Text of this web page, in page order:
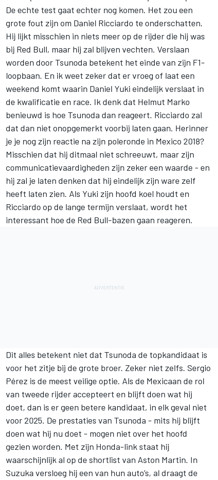
De echte test gaat echter nog komen. Het zou een
grote fout zijn om Daniel Ricciardo te onderschatten.
Hij lijkt misschien in niets meer op de rijder die hij was
bij Red Bull, maar hij zal blijven vechten. Verslaan
worden door Tsunoda betekent het einde van zijn F1-
loopbaan. En ik weet zeker dat er vroeg of laat een
weekend komt waarin Daniel Yuki eindelijk verslaat in
de kwalificatie en race. Ik denk dat Helmut Marko
benieuwd is hoe Tsunoda dan reageert. Ricciardo zal
dat dan niet onopgemerkt voorbij laten gaan. Herinner
je je nog zijn reactie na zijn poleronde in Mexico 2018?
Misschien dat hij ditmaal niet schreeuwt, maar zijn
communicatievaardigheden zijn zeker een waarde - en
hij zal je laten denken dat hij eindelijk zijn ware zelf
heeft laten zien. Als Yuki zijn hoofd koel houdt en
Ricciardo op de lange termijn verslaat, wordt het
interessant hoe de Red Bull-bazen gaan reageren.
Dit alles betekent niet dat Tsunoda de topkandidaat is
voor het zitje bij de grote broer. Zeker niet zelfs. Sergio
Pérez is de meest veilige optie. Als de Mexicaan de rol
van tweede rijder accepteert en blijft doen wat hij
doet, dan is er geen betere kandidaat, in elk geval niet
voor 2025. De prestaties van Tsunoda - mits hij blijft
doen wat hij nu doet - mogen niet over het hoofd
gezien worden. Met zijn Honda-link staat hij
waarschijnlijk al op de shortlist van Aston Martin. In
Suzuka versloeg hij een van hun auto’s, al draagt de